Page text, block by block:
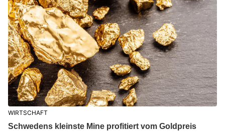
WIRTSCHAFT
Schwedens kleinste Mine profitiert vom Goldpreis